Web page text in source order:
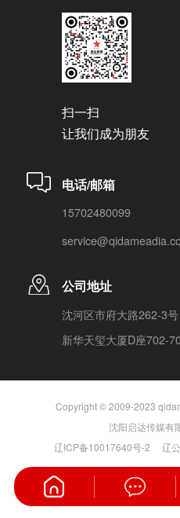
扫一扫
让我们成为朋友
电话/邮箱
15702480099
公司地址
沈河区市府大路262-3号
新华天玺大厦D座702-
Copyright © 2009-2023
沈阳启达传媒有
辽ICP备10017640号-2 辽公